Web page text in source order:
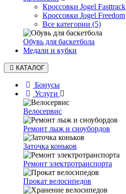
Кроссовки Jogel Fasttrack
Кроссовки Jogel Freedom
Все категории (5)
Обувь для баскетбола
Медали и кубки
КАТАЛОГ
Бонусы
Услуги
Велосервис
Ремонт лыж и сноубордов
Заточка коньков
Ремонт электротранспорта
Прокат велосипедов